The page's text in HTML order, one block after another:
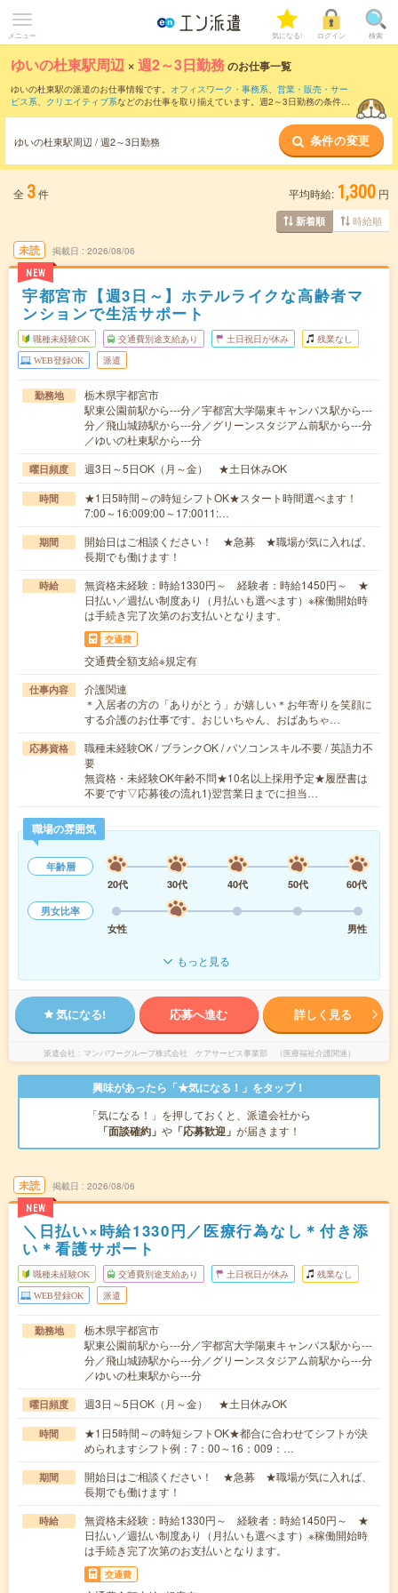
メニュー 気になる! ログイン 検索
ゆいの杜東駅周辺 ×週2～3日勤務のお仕事一覧
ゆいの杜東駅の派遣のお仕事情報です。 オフィスワーク・事務系、 営業・販売・サー
ビス系、 クリエイティブ系などのお仕事を取り揃えています。週2～3日勤務の条件の
ゆいの杜東駅周辺 / 週2～3日勤務 条件の変更
全 3件 平均時給: 1,300 円
新着順 時給順
未読
NEW
掲載日 2026/08/06
宇都宮市【週3日～】ホテルライクな高齢者マ
ンションで生活サポート
職種未経験OK 交通費別途支給あり 土日祝日が休み 残業なし
WEB登録OK 派遣
勤務地
栃木県宇都宮市
駅東公園前駅から---分／宇都宮大学陽東キャンパス駅から---
分／飛山城跡駅から---分／グリーンスタジアム前駅から---分
／ゆいの杜東駅から---分
曜日頻度 週3日～5日OK（月～金） ★土日休みOK
時間
★1日5時間～の時短シフトOK★スタート時間選べます！
7:00～16:009:00～17:0011:…
期間
開始日はご相談ください！ ★急募 ★職場が気に入れば、
長期でも働けます！
時給
無資格未経験：時給1330円～ 経験者：時給1450円～ ★
日払い／週払い制度あり（月払いも選べます）※稼働開始時
は手続き完了次第のお支払いとなります。
交通費
交通費全額支給※規定有
仕事内容
介護関連
＊入居者の方の「ありがとう」が嬉しい＊お年寄りを笑顔に
する介護のお仕事です。おじいちゃん、おばあちゃ…
応募資格
職種未経験OK / ブランクOK / パソコンスキル不要 / 英語力不
要
無資格・未経験OK年齢不問★10名以上採用予定★履歴書は
不要です▽応募後の流れ1)翌営業日までに担当…
職場の雰囲気
年齢層
20代
30代 40代 50代
60代
男女比率
女性
男性
もっと見る
気になる! 応募へ進む 詳しく見る
派遣会社 マンパワーグループ株式会社 ケアサービス事業部 （医療福祉介護関連）
興味があったら「★気になる！」をタップ！
「気になる！」を押しておくと、派遣会社から
「面談確約」 や 「応募歓迎」 が届きます！
未読
NEW
掲載日 2026/08/06
＼日払い×時給1330円／医療行為なし＊付き添
い＊看護サポート
職種未経験OK 交通費別途支給あり 土日祝日が休み 残業なし
WEB登録OK 派遣
勤務地
栃木県宇都宮市
駅東公園前駅から---分／宇都宮大学陽東キャンパス駅から---
分／飛山城跡駅から---分／グリーンスタジアム前駅から---分
／ゆいの杜東駅から---分
曜日頻度 週3日～5日OK（月～金） ★土日休みOK
時間
★1日5時間～の時短シフトOK★都合に合わせてシフトが決
められますシフト例：7：00～16：009：…
期間
開始日はご相談ください！ ★急募 ★職場が気に入れば、
長期でも働けます！
時給
無資格未経験：時給1330円～ 経験者：時給1450円～ ★
日払い／週払い制度あり（月払いも選べます）※稼働開始時
は手続き完了次第のお支払いとなります。
交通費